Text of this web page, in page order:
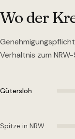
Wo der
Verhältnis zum
Gütersloh
Spitze in NRW